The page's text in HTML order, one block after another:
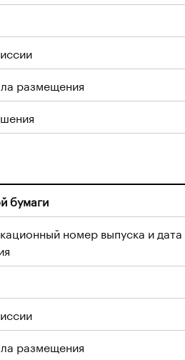
размещения
бумаги
номер выпуска и дата
размещения